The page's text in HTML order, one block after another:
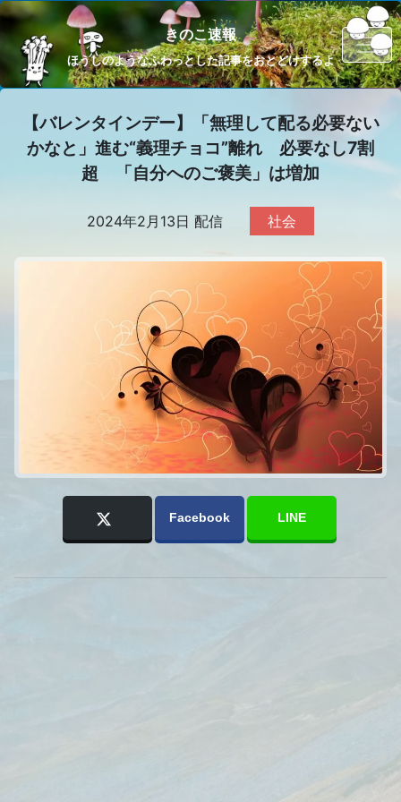
きのこ速報
ほうしのようなふわっとした記事をおとどけするよ
【バレンタインデー】「無理して配る必要ない
かなと」進む“義理チョコ”離れ 必要なし7割
超 「自分へのご褒美」は増加
2024年2月13日 配信 社会
Facebook LINE